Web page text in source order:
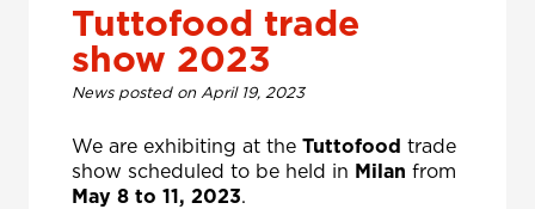
Tuttofood trade
show 2023
News posted on April 19, 2023
We are exhibiting at the Tuttofood trade
show scheduled to be held in Milan from
May 8 to 11, 2023.